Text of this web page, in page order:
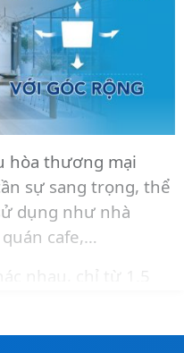
hòa thương mại
sự sang trọng, thể
dụng như nhà
cafe,…
nhau, chỉ từ 1.5
0911260247để được